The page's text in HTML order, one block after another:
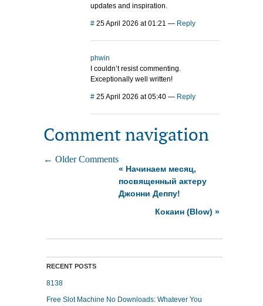
updates and inspiration.
# 25 April 2026 at 01:21 — Reply
phwin
I couldn’t resist commenting.
Exceptionally well written!
# 25 April 2026 at 05:40 — Reply
Comment navigation
← Older Comments
« Начинаем месяц,
посвященный актеру
Джонни Деппу!
Кокаин (Blow) »
RECENT POSTS
8138
Free Slot Machine No Downloads: Whatever You